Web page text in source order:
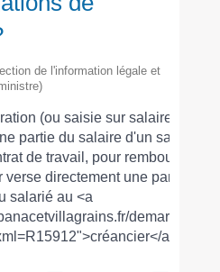
de l'information légale et
(ou saisie sur salaire)
partie du salaire d'un salarié,
de travail, pour rembourser
directement une partie
salarié au <a
demarches-
a>.